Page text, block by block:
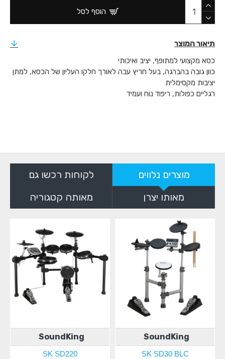
הוסף לסל
תיאור המוצר
כסא מקצועי למתופף, יציב ואיכותי
כוון גובה בהברגה, בעל חריץ עבה לאורך חלקו העליון של הכסא, למתן
יציבות מקסימלית
רגליים כפולות, ריפוד נוח ועמיד
מוצרים נלווים
לקוחות רכשו גם
מאותו יצרן
מאותה קטגוריה
SoundKing
SK SD30 BLC
SoundKing
SK SD220